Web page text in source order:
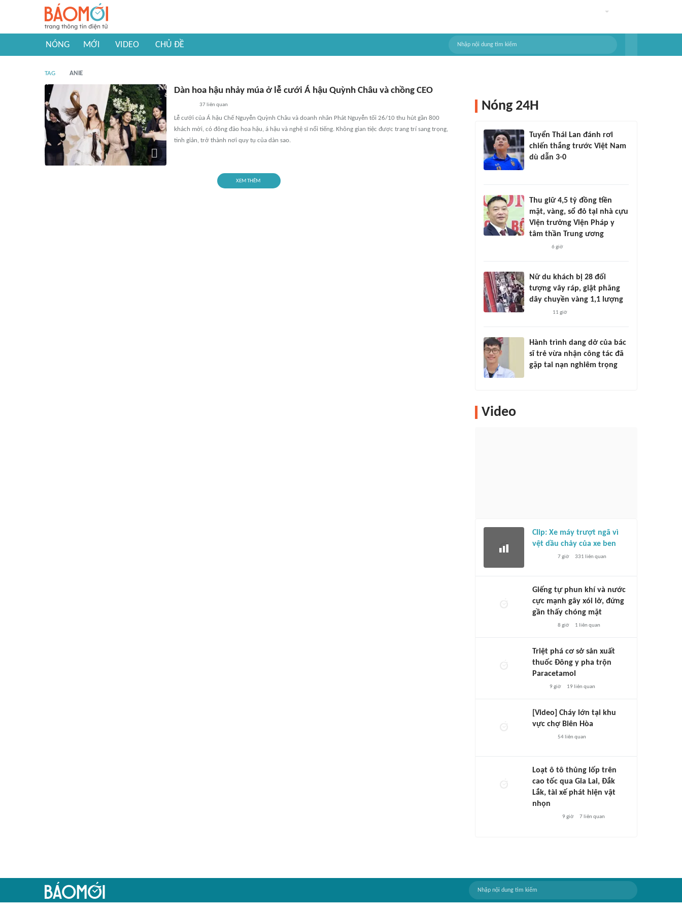
NÓNG MỚI VIDEO CHỦ ĐỀ
TAG ANIE
Dàn hoa hậu nhảy múa ở lễ cưới Á hậu Quỳnh Châu và chồng CEO
37liên quan
Lễ cưới của Á hậu Chế Nguyễn Quỳnh Châu và doanh nhân Phát Nguyễn tối 26/10 thu hút gần 800
khách mời, có đông đảo hoa hậu, á hậu và nghệ sĩ nổi tiếng. Không gian tiệc được trang trí sang trọng,
tinh giản, trở thành nơi quy tụ của dàn sao.
XEM THÊM
Nóng 24H
Tuyển Thái Lan đánh rơi
chiến thắng trước Việt Nam
dù dẫn 3-0
Thu giữ 4,5 tỷ đồng tiền
mặt, vàng, sổ đỏ tại nhà cựu
Viện trưởng Viện Pháp y
tâm thần Trung ương
6 giờ
Nữ du khách bị 28 đối
tượng vây ráp, giật phăng
dây chuyền vàng 1,1 lượng
11 giờ
Hành trình dang dở của bác
sĩ trẻ vừa nhận công tác đã
gặp tai nạn nghiêm trọng
Video
Clip: Xe máy trượt ngã vì
vệt dầu chảy của xe ben
7 giờ 331 liên quan
Giếng tự phun khí và nước
cực mạnh gây xói lở, đứng
gần thấy chóng mặt
8 giờ 1 liên quan
Triệt phá cơ sở sản xuất
thuốc Đông y pha trộn
Paracetamol
9 giờ 19 liên quan
[Video] Cháy lớn tại khu
vực chợ Biên Hòa
54liên quan
Loạt ô tô thủng lốp trên
cao tốc qua Gia Lai, Đắk
Lắk, tài xế phát hiện vật
nhọn
9 giờ 7liên quan